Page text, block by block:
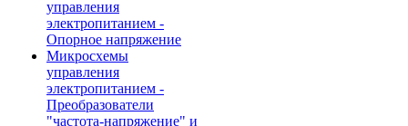
управления
электропитанием -
Опорное напряжение
Микросхемы
управления
электропитанием -
Преобразователи
"частота-напряжение" и